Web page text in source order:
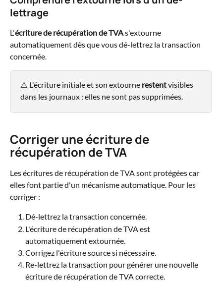
lettrage
L'écriture de récupération de TVA s'extourne
automatiquement dès que vous dé-lettrez la transaction
concernée.
⚠️ L'écriture initiale et son extourne restent visibles
dans les journaux : elles ne sont pas supprimées.
Corriger une écriture de
récupération de TVA
Les écritures de récupération de TVA sont protégées car
elles font partie d'un mécanisme automatique. Pour les
corriger :
Dé-lettrez la transaction concernée.
L'écriture de récupération de TVA est
automatiquement extournée.
Corrigez l'écriture source si nécessaire.
Re-lettrez la transaction pour générer une nouvelle
écriture de récupération de TVA correcte.